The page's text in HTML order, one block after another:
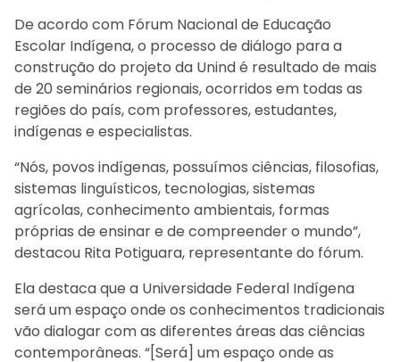
De acordo com Fórum Nacional de Educação
Escolar Indígena, o processo de diálogo para a
construção do projeto da Unind é resultado de mais
de 20 seminários regionais, ocorridos em todas as
regiões do país, com professores, estudantes,
indígenas e especialistas.
“Nós, povos indígenas, possuímos ciências, filosofias,
sistemas linguísticos, tecnologias, sistemas
agrícolas, conhecimento ambientais, formas
próprias de ensinar e de compreender o mundo”,
destacou Rita Potiguara, representante do fórum.
Ela destaca que a Universidade Federal Indígena
será um espaço onde os conhecimentos tradicionais
vão dialogar com as diferentes áreas das ciências
contemporâneas. “[Será] um espaço onde as